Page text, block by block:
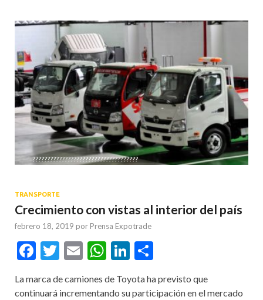
????????????????????????????????????
TRANSPORTE
Crecimiento con vistas al interior del país
febrero 18, 2019 por Prensa Expotrade
Facebook
Twitter
EmailWhatsApp
LinkedIn
La marca de camiones de Toyota ha previsto que
continuará incrementando su participación en el mercado